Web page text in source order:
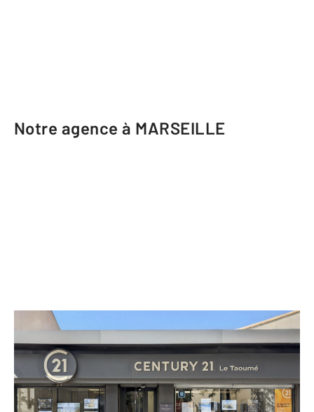
Notre agence à MARSEILLE
CENTURY 21 Le Taoumé
304 route des Trois Lucs La
Valentine
MARSEILLE - 13011